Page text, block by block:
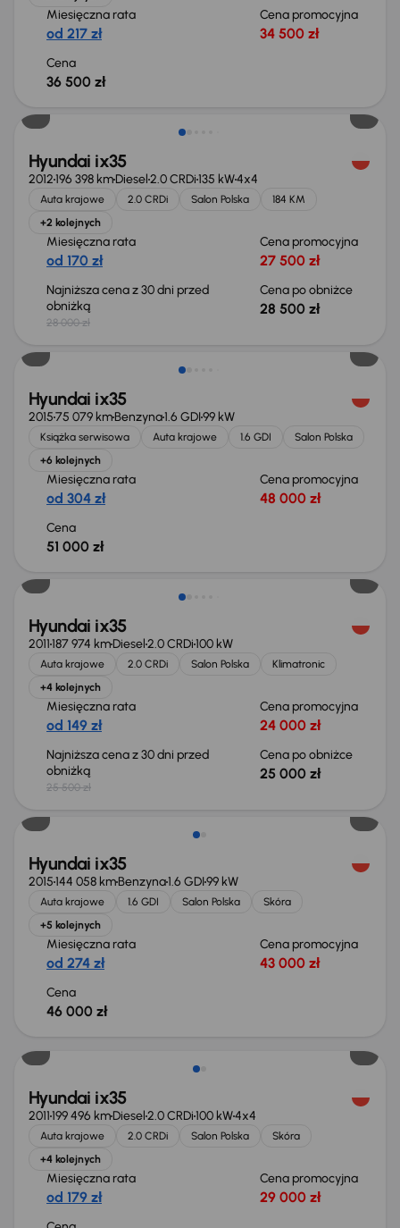
Miesięczna rata
od 217 zł
Cena promocyjna
34 500 zł
Cena
36 500 zł
Hyundai ix35
2012196 398 kmDiesel2.0 CRDi135 kW4x4
Auta krajowe 2.0 CRDi Salon Polska
184 KM
+2 kolejnych
Miesięczna rata
od 170 zł
Cena promocyjna
27 500 zł
Najniższa cena z 30 dni przed
obniżką
28 000 zł
Cena po obniżce
28 500 zł
Hyundai ix35
201575 079 kmBenzyna1.6 GDI99 kW
Książka serwisowa Auta krajowe 1.6 GDI
Salon Polska
+6 kolejnych
Miesięczna rata
od 304 zł
Cena promocyjna
48 000 zł
Cena
51 000 zł
Taniej o 500 zł
Hyundai ix35
2011187 974 kmDiesel2.0 CRDi100 kW
Auta krajowe 2.0 CRDi Salon Polska
Klimatronic
+4 kolejnych
Miesięczna rata
od 149 zł
Cena promocyjna
24 000 zł
Najniższa cena z 30 dni przed
obniżką
25 500 zł
Cena po obniżce
25 000 zł
Hyundai ix35
2015144 058 kmBenzyna1.6 GDI99 kW
Auta krajowe 1.6 GDI Salon Polska
Skóra
+5 kolejnych
Miesięczna rata
od 274 zł
Cena promocyjna
43 000 zł
Cena
46 000 zł
Hyundai ix35
2011199 496 kmDiesel2.0 CRDi100 kW4x4
Auta krajowe 2.0 CRDi Salon Polska
Skóra
+4 kolejnych
Miesięczna rata
od 179 zł
Cena promocyjna
29 000 zł